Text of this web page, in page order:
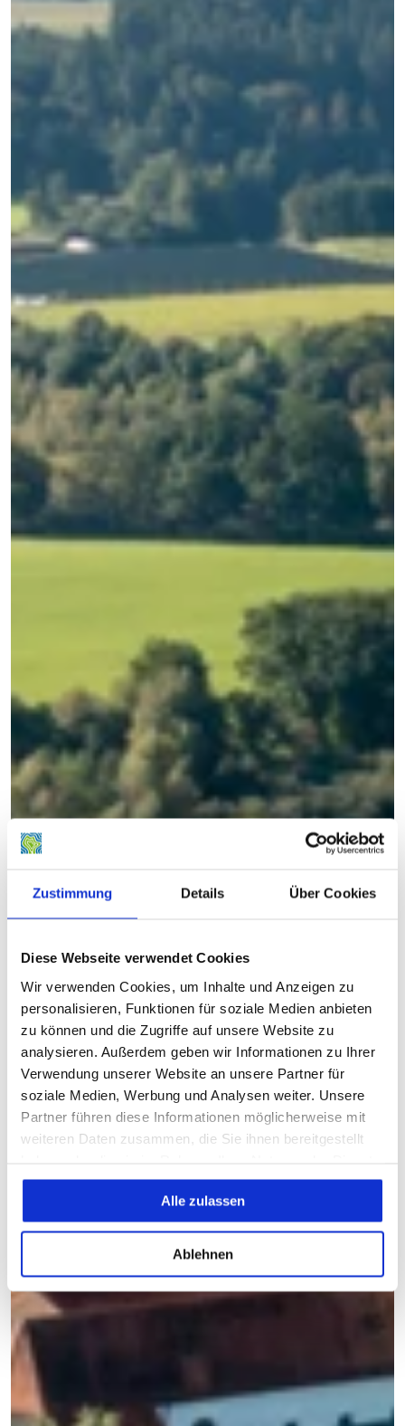
Zustimmung Details Über Cookies
Diese Webseite verwendet Cookies
Wir verwenden Cookies, um Inhalte und Anzeigen zu
personalisieren, Funktionen für soziale Medien anbieten
zu können und die Zugriffe auf unsere Website zu
analysieren. Außerdem geben wir Informationen zu Ihrer
Verwendung unserer Website an unsere Partner für
soziale Medien, Werbung und Analysen weiter. Unsere
Partner führen diese Informationen möglicherweise mit
weiteren Daten zusammen, die Sie ihnen bereitgestellt
gesammelt haben.
Alle zulassen
Ablehnen